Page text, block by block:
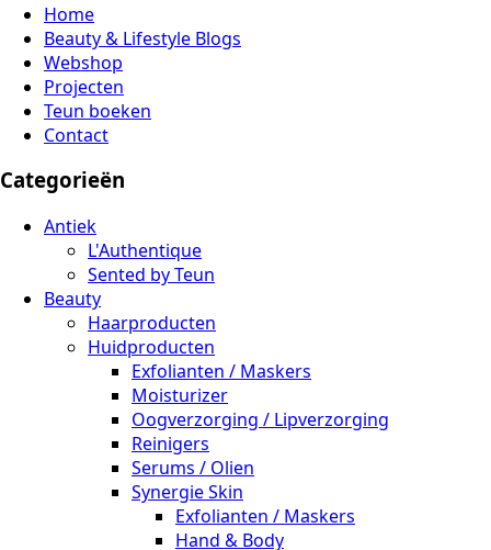
Home
Beauty & Lifestyle Blogs
Webshop
Projecten
Teun boeken
Contact
Categorieën
Antiek
L'Authentique
Sented by Teun
Beauty
Haarproducten
Huidproducten
Exfolianten / Maskers
Moisturizer
Oogverzorging / Lipverzorging
Reinigers
Serums / Olien
Synergie Skin
Exfolianten / Maskers
Hand & Body